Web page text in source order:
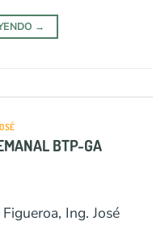
→
BTP-GA
Ing. José